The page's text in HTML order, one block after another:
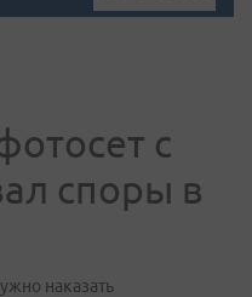
с
споры в
наказать